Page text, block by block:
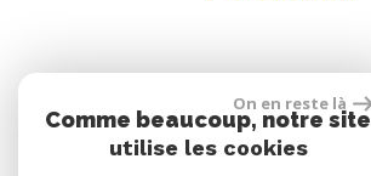
On en reste là
Comme beaucoup, notre site
utilise les cookies